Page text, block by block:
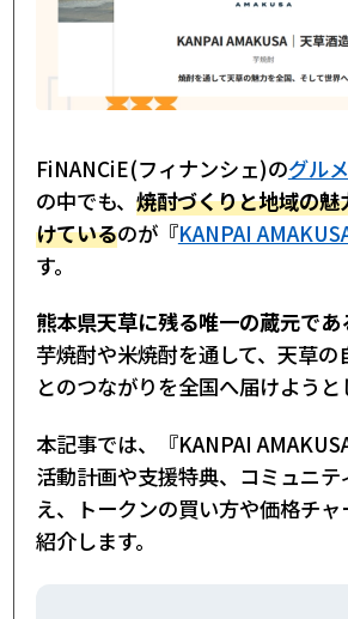
FiNANCiE(フィナンシェ)のグル
の中でも、 焼酎づくりと地域の魅
けているのが『KANPAI
す。
熊本県天草に残る唯一の蔵元で
芋焼酎や米焼酎を通して、天草の
とのつながりを全国へ届けようと
本記事では、『KANPAI
活動計画や支援特典、コミュニテ
え、トークンの買い方や価格チャ
紹介します。